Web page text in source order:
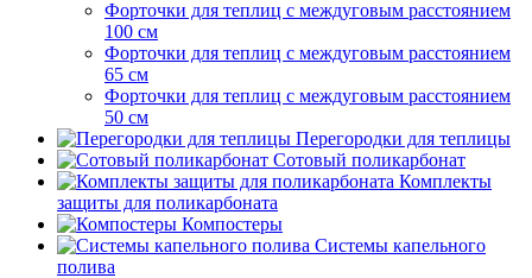
Форточки для теплиц с междуговым расстоянием
100 см
Форточки для теплиц с междуговым расстоянием
65 см
Форточки для теплиц с междуговым расстоянием
50 см
Перегородки для теплицы
Сотовый поликарбонат
Комплекты
защиты для поликарбоната
Компостеры
Системы капельного
полива